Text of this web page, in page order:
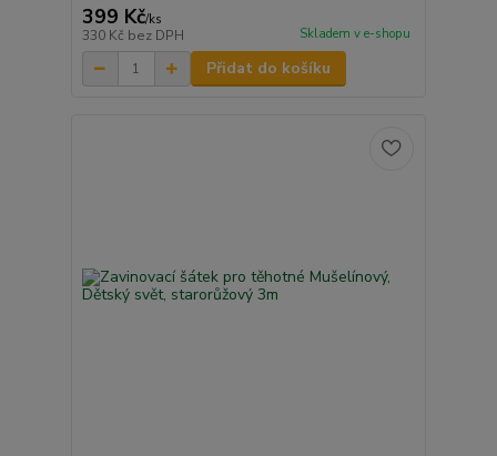
399 Kč/ks
330 Kč bez DPH Skladem v e-shopu
Přidat do košíku